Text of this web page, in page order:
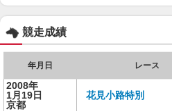
競走成績
年月日 レース
2008年
1月19日
京都
花見小路特別